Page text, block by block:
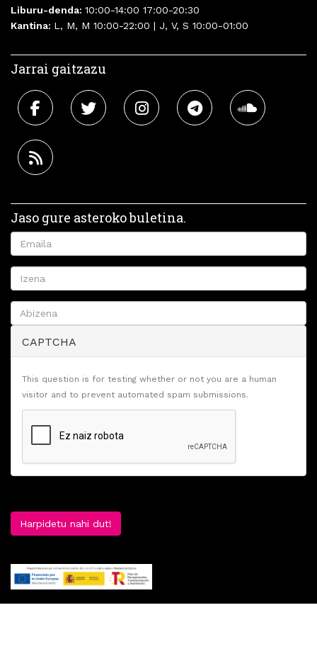
Liburu-denda: 10:00-14:00 17:00-20:30
Kantina: L, M, M 10:00-22:00 | J, V, S 10:00-01:00
Jarrai gaitzazu
Jaso gure asteroko buletina.
CAPTCHA
This question is for testing whether or not you are a human
visitor and to prevent automated spam submissions.
Harpidetu nahi dut!